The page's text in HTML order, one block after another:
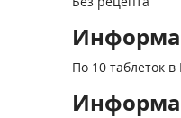
По 10 таблеток